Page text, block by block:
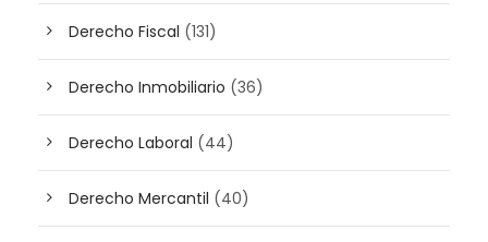
Derecho Fiscal (131)
Derecho Inmobiliario (36)
Derecho Laboral (44)
Derecho Mercantil (40)